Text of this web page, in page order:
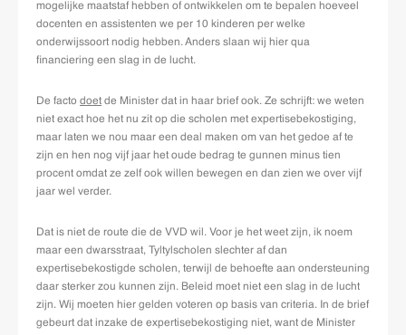
mogelijke maatstaf hebben of ontwikkelen om te bepalen hoeveel
docenten en assistenten we per 10 kinderen per welke
onderwijssoort nodig hebben. Anders slaan wij hier qua
financiering een slag in de lucht.
De facto doet de Minister dat in haar brief ook. Ze schrijft: we weten
niet exact hoe het nu zit op die scholen met expertisebekostiging,
maar laten we nou maar een deal maken om van het gedoe af te
zijn en hen nog vijf jaar het oude bedrag te gunnen minus tien
procent omdat ze zelf ook willen bewegen en dan zien we over vijf
jaar wel verder.
Dat is niet de route die de VVD wil. Voor je het weet zijn, ik noem
maar een dwarsstraat, Tyltylscholen slechter af dan
expertisebekostigde scholen, terwijl de behoefte aan ondersteuning
daar sterker zou kunnen zijn. Beleid moet niet een slag in de lucht
zijn. Wij moeten hier gelden voteren op basis van criteria. In de brief
gebeurt dat inzake de expertisebekostiging niet, want de Minister